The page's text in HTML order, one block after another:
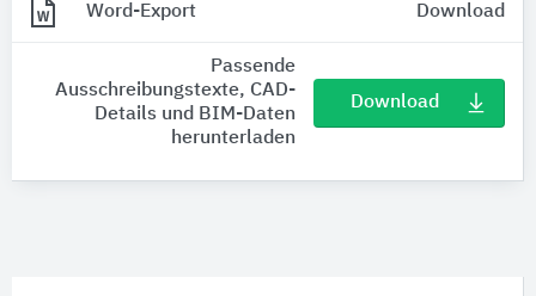
Word-Export Download
Passende
Ausschreibungstexte, CAD-
Details und BIM-Daten
herunterladen
Download